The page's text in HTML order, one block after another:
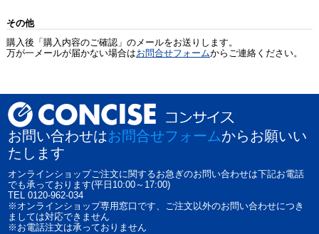
その他
購入後「購入内容のご確認」のメールをお送りします。
万が一メールが届かない場合はお問合せフォームからご連絡ください。
お問い合わせはお問合せフォームからお願いい
たします
オンラインショップご注文に関するお急ぎのお問い合わせは下記お電話
でも承っております(平日10:00～17:00)
TEL 0120-962-034
※オンラインショップ専用窓口です、ご注文以外のお問い合わせにつき
ましては対応できません
※お電話注文は承っておりません